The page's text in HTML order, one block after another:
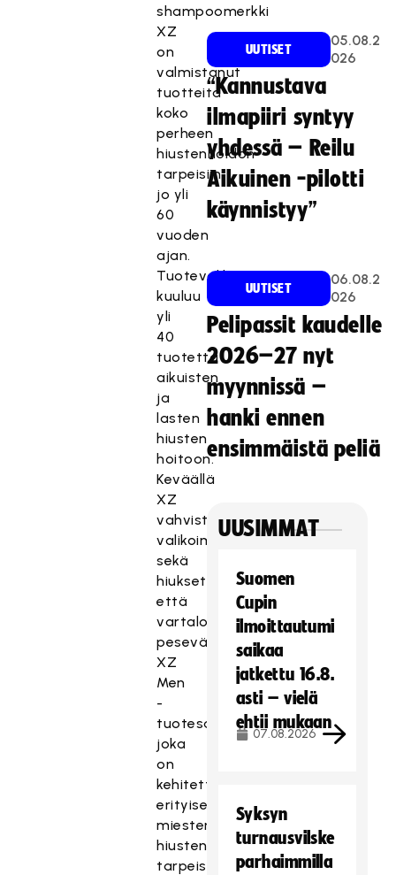
shampoomerkki
XZ
on
valmistanut
tuotteita
koko
perheen
hiustenhoidon
tarpeisiin
jo yli
60
vuoden
ajan.
Tuotevalikoimaan
kuuluu
yli
40
tuotetta
aikuisten
ja
lasten
hiusten
hoitoon.
Keväällä
XZ
vahvisti
valikoimaansa
sekä
hiukset
että
vartalon
pesevällä
XZ
Men
-
tuotesarjalla,
joka
on
kehitetty
erityisesti
miesten
hiustenhoidon
tarpeisiin.
UUTISET
05.08.2
026
“Kannustava
ilmapiiri syntyy
yhdessä – Reilu
Aikuinen -pilotti
käynnistyy”
UUTISET
06.08.2
026
Pelipassit kaudelle
2026–27 nyt
myynnissä –
hanki ennen
ensimmäistä peliä
UUSIMMAT
Suomen
Cupin
ilmoittautumi
saikaa
jatkettu 16.8.
asti – vielä
ehtii mukaan
07.08.2026
Syksyn
turnausvilske
parhaimmilla